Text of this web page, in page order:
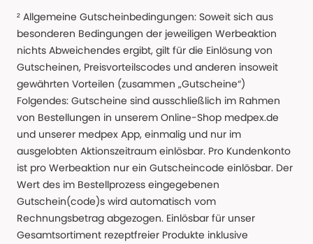
² Allgemeine Gutscheinbedingungen: Soweit sich aus
besonderen Bedingungen der jeweiligen Werbeaktion
nichts Abweichendes ergibt, gilt für die Einlösung von
Gutscheinen, Preisvorteilscodes und anderen insoweit
gewährten Vorteilen (zusammen „Gutscheine“)
Folgendes: Gutscheine sind ausschließlich im Rahmen
von Bestellungen in unserem Online-Shop medpex.de
und unserer medpex App, einmalig und nur im
ausgelobten Aktionszeitraum einlösbar. Pro Kundenkonto
ist pro Werbeaktion nur ein Gutscheincode einlösbar. Der
Wert des im Bestellprozess eingegebenen
Gutschein(code)s wird automatisch vom
Rechnungsbetrag abgezogen. Einlösbar für unser
Gesamtsortiment rezeptfreier Produkte inklusive